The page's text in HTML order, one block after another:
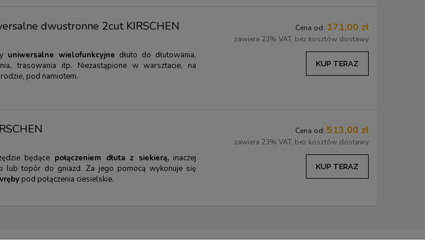
dwustronne 2cut KIRSCHEN
uniwersalne wielofunkcyjne dłuto do dłutowania,
trasowania itp. Niezastąpione w warsztacie, na
pod namiotem.
Cena od: 171,00 zł
zawiera 23% VAT, bez kosztów dostawy
KUP TERAZ
będące połączeniem dłuta z siekierą,inaczej
lub topór do gniazd. Za jego pomocą wykonuje się
pod połączenia ciesielskie.
Cena od: 513,00 zł
zawiera 23% VAT, bez kosztów dostawy
KUP TERAZ